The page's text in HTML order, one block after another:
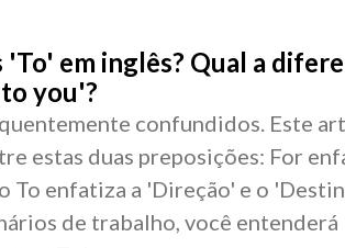
em inglês? Qual a
you'?
confundidos. Este
estas duas preposições: For
enfatiza a 'Direção' e o
de trabalho, você entenderá